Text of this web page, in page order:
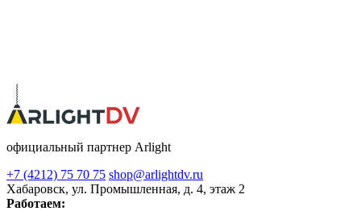
официальный партнер Arlight
+7 (4212) 75 70 75 shop@arlightdv.ru
Хабаровск, ул. Промышленная, д. 4, этаж 2
Работаем: